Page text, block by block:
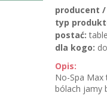
producent
typ
postać:
dla kogo:
Opis:
No-Spa Max
bólach jamy